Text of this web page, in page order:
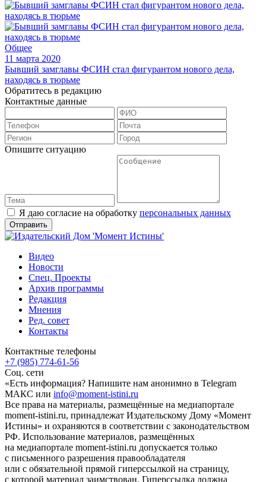
Общее
11 марта 2020
Бывший замглавы ФСИН стал фигурантом нового дела,
находясь в тюрьме
Обратитесь в редакцию
Контактные данные
Опишите ситуацию
Я даю согласие на обработку персональных данных
Видео
Новости
Спец. Проекты
Архив программы
Редакция
Мнения
Ред. совет
Контакты
Контактные телефоны
+7 (985) 774-61-56
Соц. сети
«Есть информация? Напишите нам анонимно в Telegram
МАКС или info@moment-istini.ru
Все права на материалы, размещённые на медиапортале
moment-istini.ru, принадлежат Издательскому Дому «Момент
Истины» и охраняются в соответствии с законодательством
РФ. Использование материалов, размещённых
на медиапортале moment-istini.ru допускается только
с письменного разрешения правообладателя
или с обязательной прямой гиперссылкой на страницу,
с которой материал заимствован. Гиперссылка должна